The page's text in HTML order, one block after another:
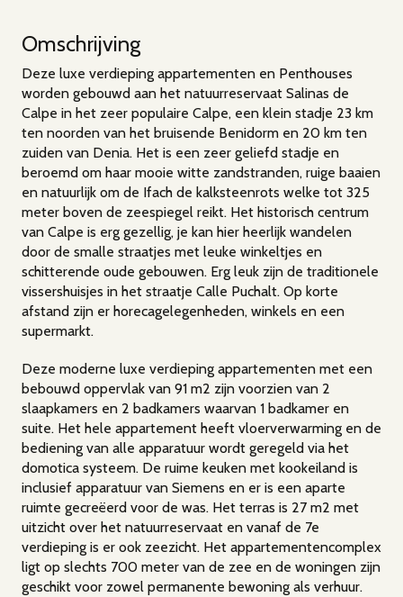
Omschrijving
Deze luxe verdieping appartementen en Penthouses
worden gebouwd aan het natuurreservaat Salinas de
Calpe in het zeer populaire Calpe, een klein stadje 23 km
ten noorden van het bruisende Benidorm en 20 km ten
zuiden van Denia. Het is een zeer geliefd stadje en
beroemd om haar mooie witte zandstranden, ruige baaien
en natuurlijk om de Ifach de kalksteenrots welke tot 325
meter boven de zeespiegel reikt. Het historisch centrum
van Calpe is erg gezellig, je kan hier heerlijk wandelen
door de smalle straatjes met leuke winkeltjes en
schitterende oude gebouwen. Erg leuk zijn de traditionele
vissershuisjes in het straatje Calle Puchalt. Op korte
afstand zijn er horecagelegenheden, winkels en een
supermarkt.
Deze moderne luxe verdieping appartementen met een
bebouwd oppervlak van 91 m2 zijn voorzien van 2
slaapkamers en 2 badkamers waarvan 1 badkamer en
suite. Het hele appartement heeft vloerverwarming en de
bediening van alle apparatuur wordt geregeld via het
domotica systeem. De ruime keuken met kookeiland is
inclusief apparatuur van Siemens en er is een aparte
ruimte gecreëerd voor de was. Het terras is 27 m2 met
uitzicht over het natuurreservaat en vanaf de 7e
verdieping is er ook zeezicht. Het appartementencomplex
ligt op slechts 700 meter van de zee en de woningen zijn
geschikt voor zowel permanente bewoning als verhuur.